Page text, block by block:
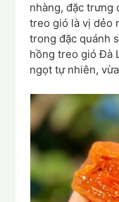
nhàng, đặc trưng
treo gió là vị dẻo
trong đặc quánh
hồng treo gió Đà
ngọt tự nhiên,